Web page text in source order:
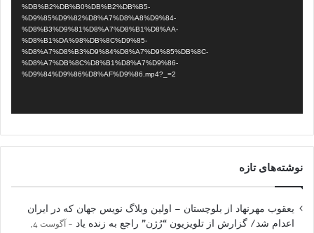
%DB%B2%DB%B0%DB%B2%DB%B5-
%D9%85%D9%82%D8%A7%D8%A8%D9%84-
%D8%B3%D9%81%D8%A7%D8%B1%D8%AA-
%D8%B1%DA%98%DB%8C%D9%85-
%D8%A7%D8%B3%D9%84%D8%A7%D9%85%DB%8C-
%D8%A7%DB%8C%D8%B1%D8%A7%D9%86-
%D9%84%D9%86%D8%AF%D9%86.mp4?_=2
نوشته‌های تازه
یعقوب مهرنهاد از بلوچستان – اولین وبلاگ نویس جهان که در ایران
اعدام شد/ گزارش از تلویزیون “رُژن” راجع به زنده یاد
آگوست 4,